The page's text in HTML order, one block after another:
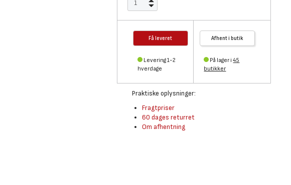
Få leveret
Levering 1-2
hverdage
Afhent i butik
På lager i45
butikker
Praktiske oplysninger:
Fragtpriser
60 dages returret
Om afhentning